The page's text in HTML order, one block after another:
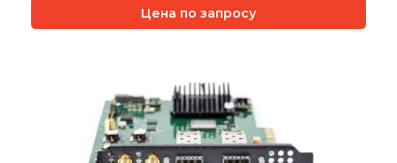
Цена по запросу